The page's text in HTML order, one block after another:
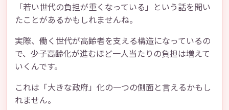
「若い世代の負担が重くなっている」という話を聞い
たことがあるかもしれませんね。
実際、働く世代が高齢者を支える構造になっているの
で、少子高齢化が進むほど一人当たりの負担は増えて
いくんです。
これは「大きな政府」化の一つの側面と言えるかもし
れません。